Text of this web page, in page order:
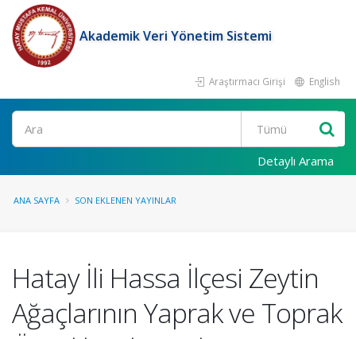
Akademik Veri Yönetim Sistemi
Araştırmacı Girişi English
Ara
Detaylı Arama
ANA SAYFA SON EKLENEN YAYINLAR
Hatay İli Hassa İlçesi Zeytin
Ağaçlarının Yaprak ve Toprak